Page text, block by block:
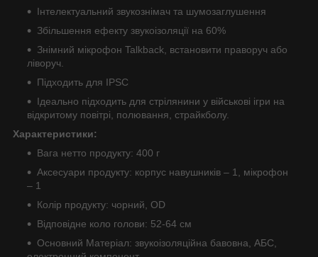
Інтелектуальний звукознімач та шумозаглушення
Збільшення ефекту звукоізоляції на 60%
Знімний мікрофон Talkback, встановити праворуч або
ліворуч.
Підходить для IPSC
Ідеально підходить для стрілянини у військові ігри на
відкритому повітрі, полювання, страйкболу.
Характеристики:
Вага нетто продукту: 400 г
Аксесуари продукту: корпус навушників – 1, мікрофон
– 1
Колір продукту: чорний, OD
Відповідне коло голови: 52-64 см
Основний Матеріал: звукоізоляційна бавовна, АБС,